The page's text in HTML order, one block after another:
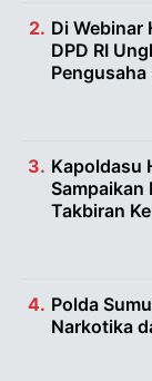
Di Webinar
DPD RI
Pengusaha
Kapoldasu
Sampaikan
Takbiran
Polda
Narkotika